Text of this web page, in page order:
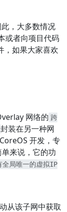
，大多数情况
或者向项目代码
，如果大家喜欢
网络的 跨
封装在另一种网
开发，专
来说，它的功
全局唯一的虚拟IP
从该子网中获取